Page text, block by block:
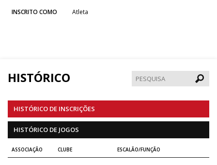
INSCRITO COMO Atleta
HISTÓRICO
HISTÓRICO DE INSCRIÇÕES
HISTÓRICO DE JOGOS
ASSOCIAÇÃO CLUBE ESCALÃO/FUNÇÃO